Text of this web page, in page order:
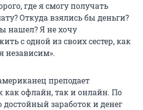
где я смогу получать
Откуда взялись бы деньги?
нашел? Я не хочу
с одной из своих сестер, как
независим».
преподает
как офлайн, так и онлайн. По
достойный заработок и денег